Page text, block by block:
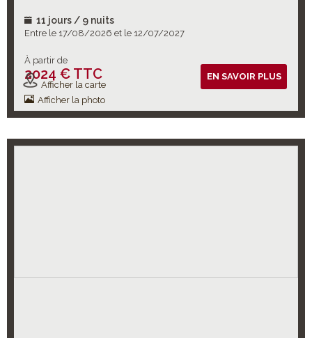
11 jours / 9 nuits
Entre le 17/08/2026 et le 12/07/2027
À partir de
2024 € TTC
Vols inclus
Afficher la carte
Afficher la photo
EN SAVOIR PLUS